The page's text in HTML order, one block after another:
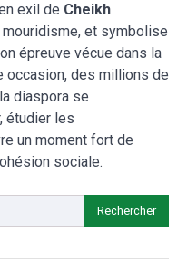
exil de Cheikh
mouridisme, et symbolise
épreuve vécue dans la
occasion, des millions de
diaspora se
étudier les
un moment fort de
sociale.